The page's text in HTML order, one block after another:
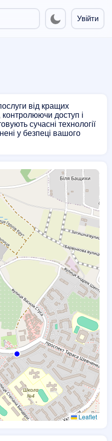
Увійти
від кращих
контролюючи доступ і
сучасні технології
у безпеці вашого
Leaflet